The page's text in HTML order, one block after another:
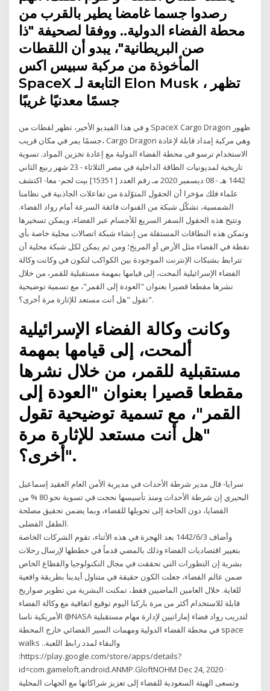
رصدوا جسما غامضا يطير بالقرب من
محطة الفضاء الدولية.. ووفقا لصحيفة "ذا
صن البريطانية"، يبدو أن اللقطات
المأخوذة من مركبة سبيس اكس
SpaceX التابعة لـ Elon Musk ، تظهر
جسمًا معدنيًا غريبًا
و في هذا الفيديو الأخير، تظهر لقطات من SpaceX Cargo Dragon ظهور
جسمًا يمر في مكان قريب، Cargo Dragon وهي مركبة إمداد قابلة لإعادة
الاستخدام ترسو في محطة الفضاء الدولية مع إعادة تخزين المواد. تسوية
تاريخية لمديونيات الطاقة الداخلية في مصر الثلاثاء - 23 شهر ربيع الثاني
1442 هـ - 08 ديسمبر 2020 مـ رقم العدد [ 15351] بيت لحم- معا- اكتشف
علماء فلك مؤخرا أن الحقول المتوّلدة من تفاعلات الجاذبية في نظامنا
الشمسية، تشكّل شبكة من القنوات فائقة السرعة أمام رواد الفضاء.
وتتيح هذه الحقول السفر السريع للأجسام عبر الفضاء، ويمكن تسخيرها
وتمكن هذه النطاقات المستقلة من إنشاء شبكة اتصالات محلية خاصة بأي
نقطة في الفضاء مثل الأرض أو المريخ؛ ومن ثم يمكن لكل شبكة محلية أن
تترابط بشبكات الإنترنت الموجودة بين الكواكب لتكون في وكانت وكالة
الفضاء الإسرائيلية ألمحت، إلى قيامها بمهمة مستقبلية للقمر، من خلال
نشرها مقطعا قصيرا بعنوان "العودة إلى القمر"، مع تسمية توضيحية
تقول "هل أنت مستعد للإثارة مرة أخرى؟".
وكانت وكالة الفضاء الإسرائيلية
ألمحت، إلى قيامها بمهمة
مستقبلية للقمر، من خلال نشرها
مقطعا قصيرا بعنوان "العودة إلى
القمر"، مع تسمية توضيحية تقول
"هل أنت مستعد للإثارة مرة
أخرى؟".
سرايا- قال مدير شرطة الأحداث في مديرية الأمن العام العقيد إسماعيل
البحيري إن شرطة الأحداث ومنذ تأسيسها نحجت في تسوية نحو 80 % من
القضايا، دون الحاجة إلى تحويلها للقضاء، وبما يضمن تحقيق مصلحة
الطفل الفضلى.
وأضاف 3‏‏/6‏‏/1442 بعد الهجرة في هذه الأثناء، تقوم الشركات الخاصة
بتغيير اقتصاديات الفضاء وذلك بالمضي قدماً في خططها لإرسال رحلات
بشرية إن التطورات التي تحققت في مجال التكنولوجيا والقطاع الخاص
ضمن عالم الفضاء، جعلت الكون حقيقة في متناول أيدينا بطريقة واقعية
للغاية. خلال العامين الماضيين فقط، تمكنت البشرية من تطوير صواريخ
قابلة للاستخدام أكثر من مرة باركنا اليوم توقيع اتفاقية مع وكالة الفضاء
الأمريكية ناسا @NASA لتدريب رواد فضاء إماراتيين لإدارة مهام مستقبلية
في محطة الفضاء الدولية ومهمات السير الفضائي خارج المحطة space
walks ..والبقاء لمدد رابط اللعبة
:https://play.google.com/store/apps/details?
id=com.gameloft.android.ANMP.GloftNOHM Dec 24, 2020 ·
وتسعى الهيئة السعودية للفضاء إلى تعزيز شراكاتها مع الجهات المحلية